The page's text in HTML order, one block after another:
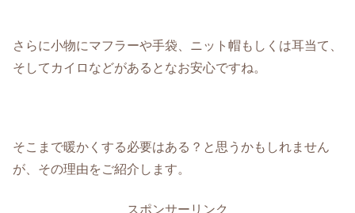
さらに小物にマフラーや手袋、ニット帽もしくは耳当て、
そしてカイロなどがあるとなお安心ですね。
そこまで暖かくする必要はある？と思うかもしれません
が、その理由をご紹介します。
スポンサーリンク